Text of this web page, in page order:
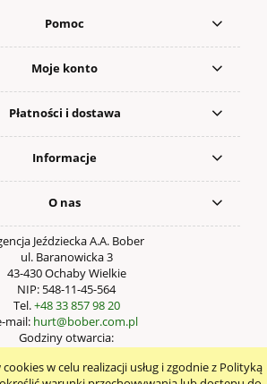
w celu realizacji usług i zgodnie z Polityką
Pomoc
Moje konto
Płatności i dostawa
Informacje
O nas
Jeździecka A.A. Bober
ul. Baranowicka 3
43-430 Ochaby Wielkie
NIP: 548-11-45-564
Tel.+48 33 857 98 20
mail: hurt@bober.com.pl
Godziny otwarcia: